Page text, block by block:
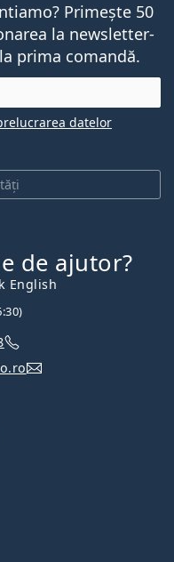
Primește 50
la newsletter-
prima comandă.
datelor
de ajutor?
English